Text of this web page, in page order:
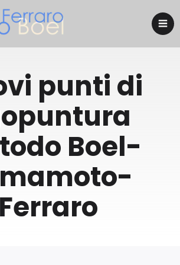
punti di
Boel-
Ferraro